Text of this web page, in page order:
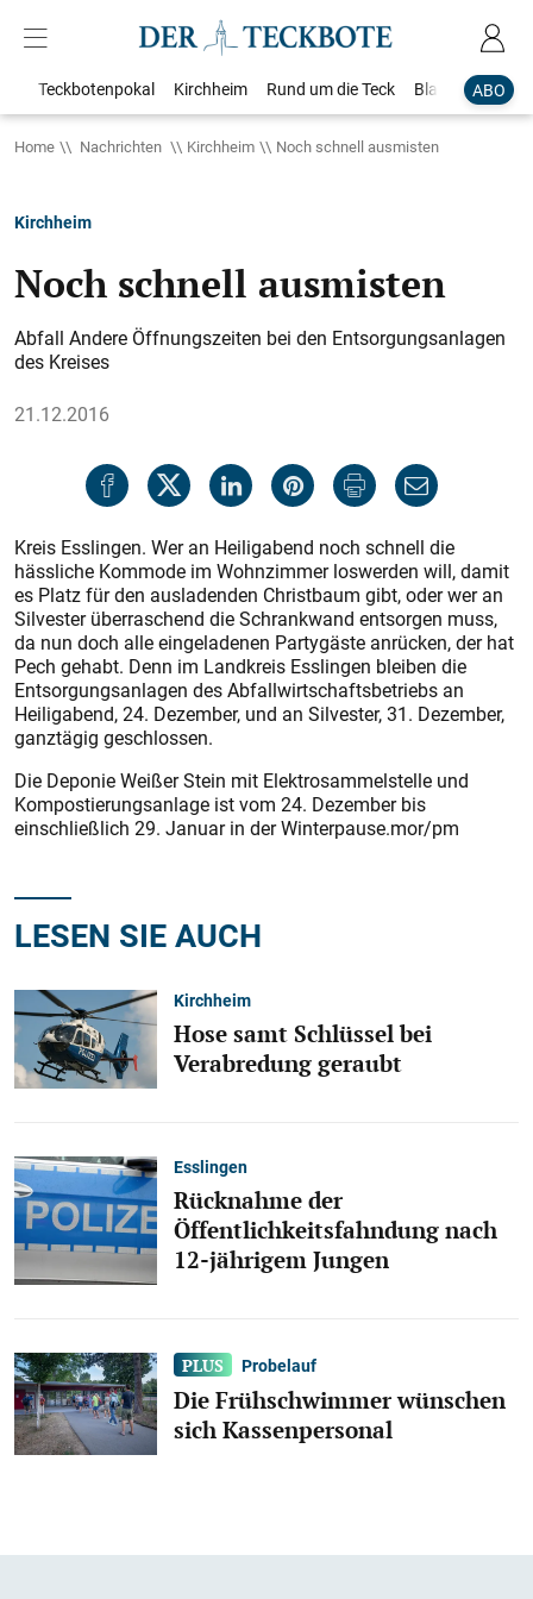
ABO
Teckbotenpokal Kirchheim Rund um die Teck Blaulicht
Home Nachrichten Kirchheim Noch schnell ausmisten
Kirchheim
Noch schnell ausmisten
Abfall Andere Öffnungszeiten bei den Entsorgungsanlagen
des Kreises
21.12.2016
Kreis Esslingen. Wer an Heiligabend noch schnell die
hässliche Kommode im Wohnzimmer loswerden will, damit
es Platz für den ausladenden Christbaum gibt, oder wer an
Silvester überraschend die Schrankwand entsorgen muss,
da nun doch alle eingeladenen Partygäste anrücken, der hat
Pech gehabt. Denn im Landkreis Esslingen bleiben die
Entsorgungsanlagen des Abfallwirtschaftsbetriebs an
Heiligabend, 24. Dezember, und an Silvester, 31. Dezember,
ganztägig geschlossen.
Die Deponie Weißer Stein mit Elektrosammelstelle und
Kompostierungsanlage ist vom 24. Dezember bis
einschließlich 29. Januar in der Winterpause.mor/pm
LESEN SIE AUCH
Kirchheim
Hose samt Schlüssel bei
Verabredung geraubt
Esslingen
Rücknahme der
Öffentlichkeitsfahndung nach
12-jährigem Jungen
Probelauf
Die Frühschwimmer wünschen
sich Kassenpersonal